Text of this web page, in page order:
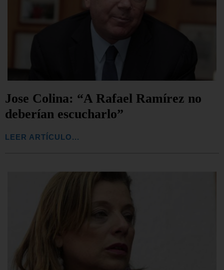
Jose Colina: “A Rafael Ramírez no
deberían escucharlo”
LEER ARTÍCULO...